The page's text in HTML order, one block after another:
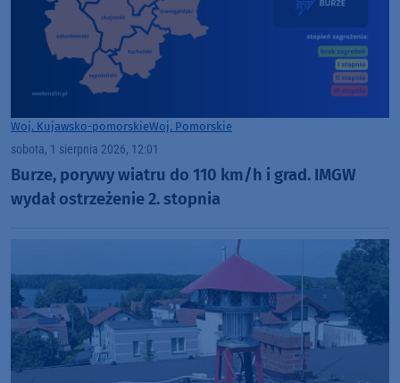
Woj. Kujawsko-pomorskieWoj. Pomorskie
sobota, 1 sierpnia 2026, 12:01
Burze, porywy wiatru do 110 km/h i grad. IMGW
wydał ostrzeżenie 2. stopnia